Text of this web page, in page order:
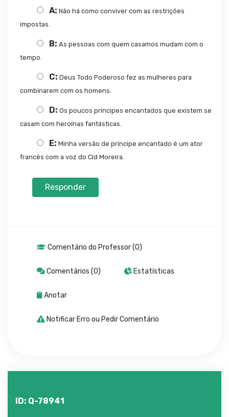
A: Não há como conviver com as restrições
impostas.
B: As pessoas com quem casamos mudam com o
tempo.
C: Deus Todo Poderoso fez as mulheres para
combinarem com os homens.
D: Os poucos príncipes encantados que existem se
casam com heroínas fantásticas.
E: Minha versão de príncipe encantado é um ator
francês com a voz do Cid Moreira.
Responder
Comentário do Professor (0)
Comentários (0) Estatísticas
Anotar
Notificar Erro ou Pedir Comentário
ID: Q-78941